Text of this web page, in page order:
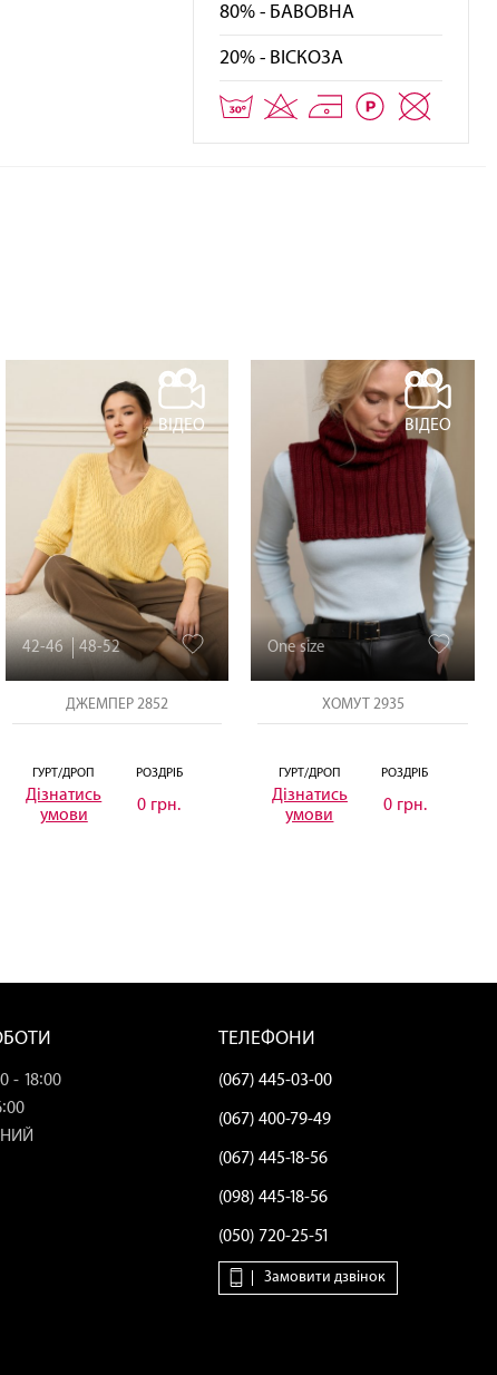
80% - БАВОВНА
20% - ВІСКОЗА
ВІДЕО
42-46 48-52
ДЖЕМПЕР 2852
ГУРТ/ДРОП
Дізнатись
умови
РОЗДРІБ
0 грн.
ВІДЕО
One size
ХОМУТ 2935
ГУРТ/ДРОП
Дізнатись
умови
РОЗДРІБ
0 грн.
- 18:00
ТЕЛЕФОНИ
(067) 445-03-00
(067) 400-79-49
(067) 445-18-56
(098) 445-18-56
(050) 720-25-51
Замовити дзвінок